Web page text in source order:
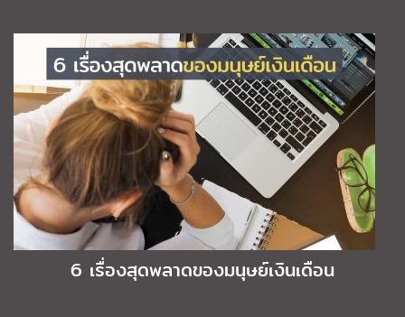
6 เรื่องสุดพลาดของมนุษย์เงินเดือน